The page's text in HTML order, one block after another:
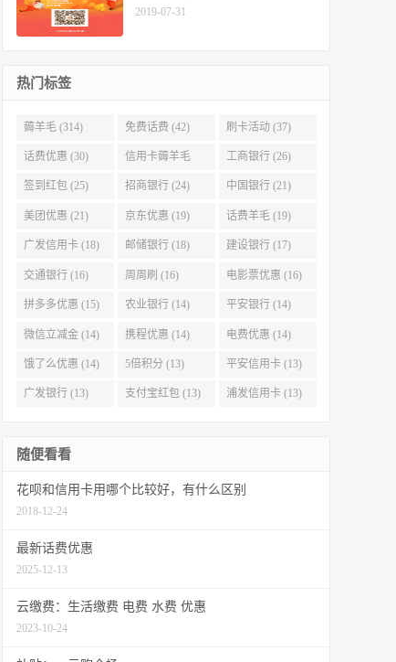
2019-07-31
热门标签
薅羊毛 (314) 免费话费 (42) 刷卡活动 (37)
话费优惠 (30) 信用卡薅羊毛
(29)
工商银行 (26)
签到红包 (25) 招商银行 (24) 中国银行 (21)
美团优惠 (21) 京东优惠 (19) 话费羊毛 (19)
广发信用卡 (18) 邮储银行 (18) 建设银行 (17)
交通银行 (16) 周周刷 (16) 电影票优惠 (16)
拼多多优惠 (15) 农业银行 (14) 平安银行 (14)
微信立减金 (14) 携程优惠 (14) 电费优惠 (14)
饿了么优惠 (14) 5倍积分 (13) 平安信用卡 (13)
广发银行 (13) 支付宝红包 (13) 浦发信用卡 (13)
随便看看
花呗和信用卡用哪个比较好，有什么区别
2018-12-24
最新话费优惠
2025-12-13
云缴费：生活缴费 电费 水费 优惠
2023-10-24